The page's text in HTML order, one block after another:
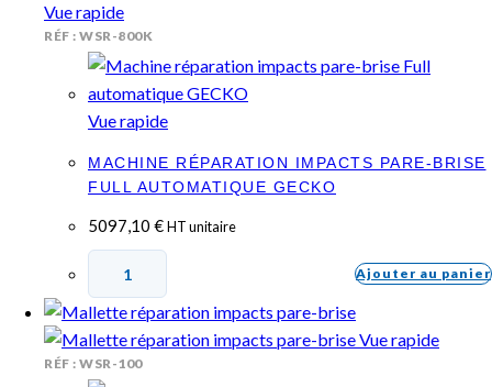
Vue rapide
RÉF : WSR-800K
Vue rapide
MACHINE RÉPARATION IMPACTS PARE-BRISE
FULL AUTOMATIQUE GECKO
5097,10 € HT unitaire
Ajouter au panier
Vue rapide
RÉF : WSR-100